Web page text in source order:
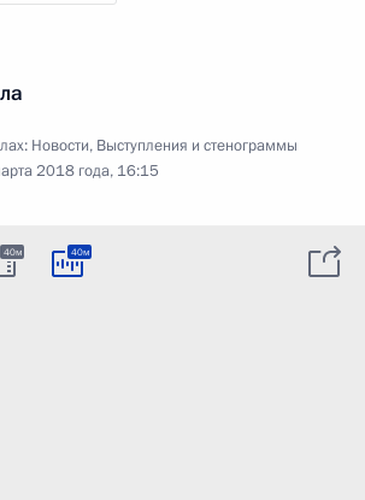
Новости, Выступления и стенограммы
2018 года, 16:15
40м 40м